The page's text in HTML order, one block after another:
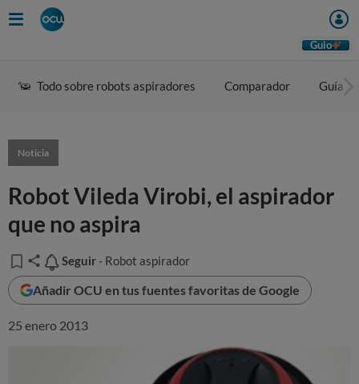
Guio
Todo sobre robots aspiradores Comparador Guía
Noticia
Robot Vileda Virobi, el aspirador
que no aspira
Seguir
Seguir - Robot aspirador
Añadir OCU en tus fuentes favoritas de Google
25 enero 2013